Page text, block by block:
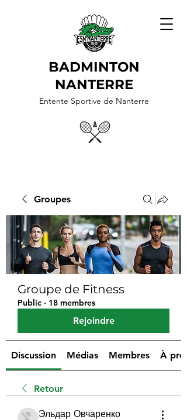
BADMINTON
NANTERRE
Entente Sportive de Nanterre
Groupes
Groupe de Fitness
Public · 18 membres
Rejoindre
Discussion Médias Membres À
Retour
Эльдар Овчаренко